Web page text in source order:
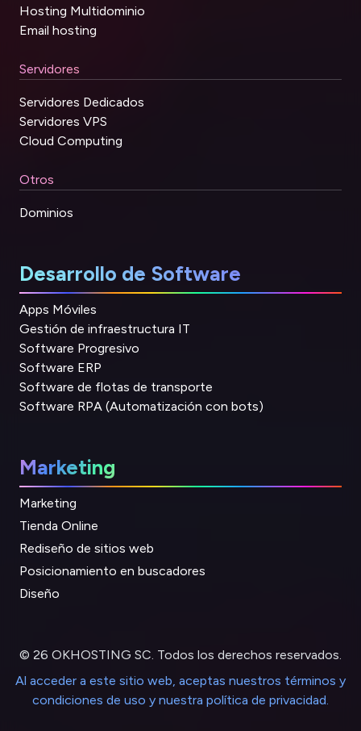
Hosting Multidominio
Email hosting
Servidores
Servidores Dedicados
Servidores VPS
Cloud Computing
Otros
Dominios
Desarrollo de Software
Apps Móviles
Gestión de infraestructura IT
Software Progresivo
Software ERP
Software de flotas de transporte
Software RPA (Automatización con bots)
Marketing
Marketing
Tienda Online
Rediseño de sitios web
Posicionamiento en buscadores
Diseño
© 26 OKHOSTING SC. Todos los derechos reservados.
Al acceder a este sitio web, aceptas nuestros términos y
condiciones de uso y nuestra política de privacidad.